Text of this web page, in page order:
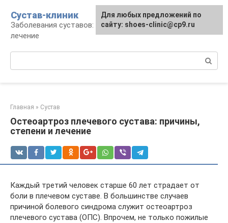
контенту
Сустав-клиник
Заболевания суставов: профилактика и
лечение
Главная » Сустав
Остеоартроз плечевого сустава: причины,
степени и лечение
Каждый третий человек старше 60 лет страдает от
боли в плечевом суставе. В большинстве случаев
причиной болевого синдрома служит остеоартроз
плечевого сустава (ОПС). Впрочем, не только пожилые
Для любых предложений по
сайту: shoes-clinic@cp9.ru